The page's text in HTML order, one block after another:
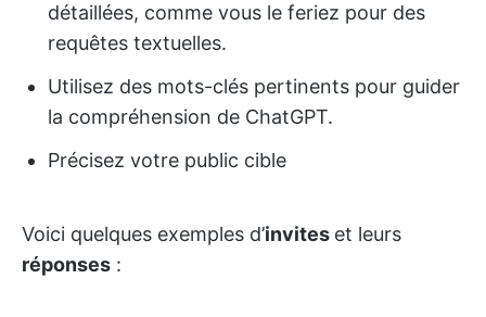
détaillées, comme vous le feriez pour des
requêtes textuelles.
Utilisez des mots-clés pertinents pour guider
la compréhension de ChatGPT.
Précisez votre public cible
Voici quelques exemples d’invites et leurs
réponses :